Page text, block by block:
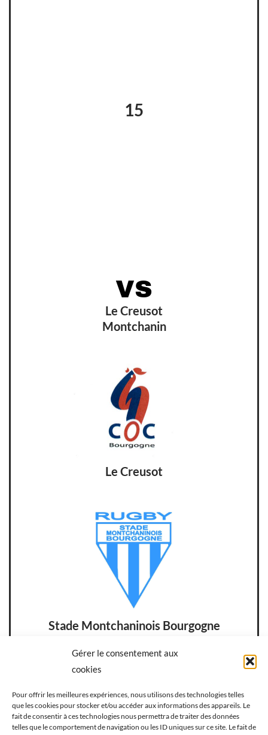
Gérer le consentement aux
cookies
Pour offrir les meilleures expériences, nous utilisons des technologies telles
que les cookies pour stocker et/ou accéder aux informations des appareils. Le
fait de consentir à ces technologies nous permettra de traiter des données
telles que le comportement de navigation ou les ID uniques sur ce site. Le fait de
15
VS
Le Creusot
Montchanin
Le Creusot
Stade Montchaninois Bourgogne